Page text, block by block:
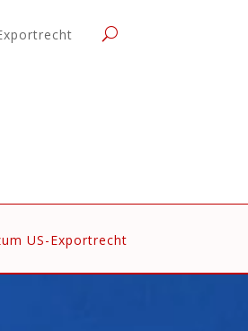
US-Exportrecht